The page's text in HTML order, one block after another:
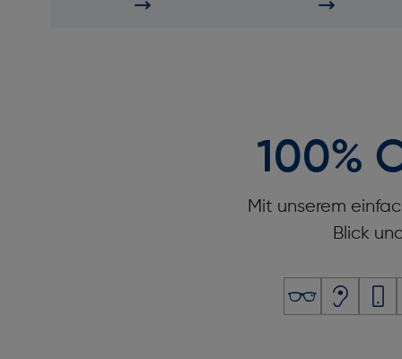
100%
Mit unserem
Blick